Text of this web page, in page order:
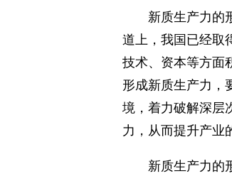
新质生产力的
道上，我国已经取
技术、资本等方面
形成新质生产力，
境，着力破解深层
力，从而提升产业
新质生产力的